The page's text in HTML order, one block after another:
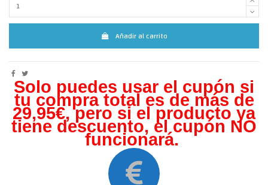
Añadir al carrito
Solo puedes usar el cupón si
tu compra total es de más de
29,95€, pero si el producto ya
tiene descuento, el cupón NO
funcionará.